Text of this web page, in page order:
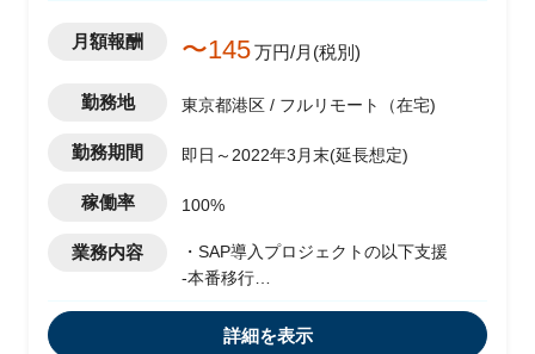
月額報酬 〜145万円/月(税別)
勤務地 東京都港区 / フルリモート（在宅)
勤務期間 即日～2022年3月末(延長想定)
稼働率 100%
業務内容
・SAP導入プロジェクトの以下支援
-本番移行
-稼働後支援フェーズのPJ全体コントロ
詳細を表示